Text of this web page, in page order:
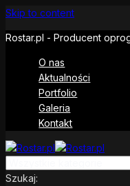
Skip to content
Rostar.pl - Producent
O nas
Aktualności
Portfolio
Galeria
Kontakt
Szukaj: